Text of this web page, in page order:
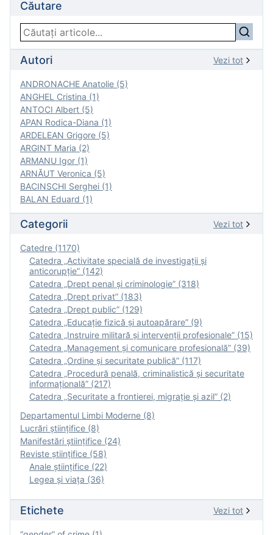
Căutare
Autori Vezi tot
ANDRONACHE Anatolie (5)
ANGHEL Cristina (1)
ANTOCI Albert (5)
APAN Rodica-Diana (1)
ARDELEAN Grigore (5)
ARGINT Maria (2)
ARMANU Igor (1)
ARNĂUT Veronica (5)
BACINSCHI Serghei (1)
BALAN Eduard (1)
Categorii Vezi tot
Catedre (1170)
Catedra „Activitate specială de investigaţii şi
anticorupție” (142)
Catedra „Drept penal și criminologie” (318)
Catedra „Drept privat” (183)
Catedra „Drept public” (129)
Catedra „Educație fizică şi autoapărare” (9)
Catedra „Instruire militară şi intervenţii profesionale” (15)
Catedra „Management și comunicare profesională” (39)
Catedra „Ordine și securitate publică” (117)
Catedra „Procedură penală, criminalistică și securitate
informațională” (217)
Catedra „Securitate a frontierei, migrație și azil” (2)
Departamentul Limbi Moderne (8)
Lucrări științifice (8)
Manifestări ştiinţifice (24)
Reviste ştiinţifice (58)
Anale ştiinţifice (22)
Legea şi viaţa (36)
Etichete Vezi tot